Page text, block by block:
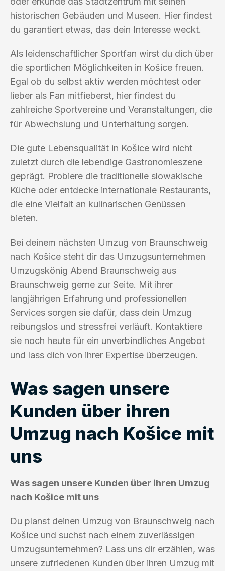
historischen Gebäuden und Museen. Hier findest
du garantiert etwas, das dein Interesse weckt.
Als leidenschaftlicher Sportfan wirst du dich über
die sportlichen Möglichkeiten in Košice freuen.
Egal ob du selbst aktiv werden möchtest oder
lieber als Fan mitfieberst, hier findest du
zahlreiche Sportvereine und Veranstaltungen, die
für Abwechslung und Unterhaltung sorgen.
Die gute Lebensqualität in Košice wird nicht
zuletzt durch die lebendige Gastronomieszene
geprägt. Probiere die traditionelle slowakische
Küche oder entdecke internationale Restaurants,
die eine Vielfalt an kulinarischen Genüssen
bieten.
Bei deinem nächsten Umzug von Braunschweig
nach Košice steht dir das Umzugsunternehmen
Umzugskönig Abend Braunschweig aus
Braunschweig gerne zur Seite. Mit ihrer
langjährigen Erfahrung und professionellen
Services sorgen sie dafür, dass dein Umzug
reibungslos und stressfrei verläuft. Kontaktiere
sie noch heute für ein unverbindliches Angebot
und lass dich von ihrer Expertise überzeugen.
Was sagen unsere
Kunden über ihren
Umzug nach Košice mit
uns
Was sagen unsere Kunden über ihren Umzug
nach Košice mit uns
Du planst deinen Umzug von Braunschweig nach
Košice und suchst nach einem zuverlässigen
Umzugsunternehmen? Lass uns dir erzählen, was
unsere zufriedenen Kunden über ihren Umzug mit